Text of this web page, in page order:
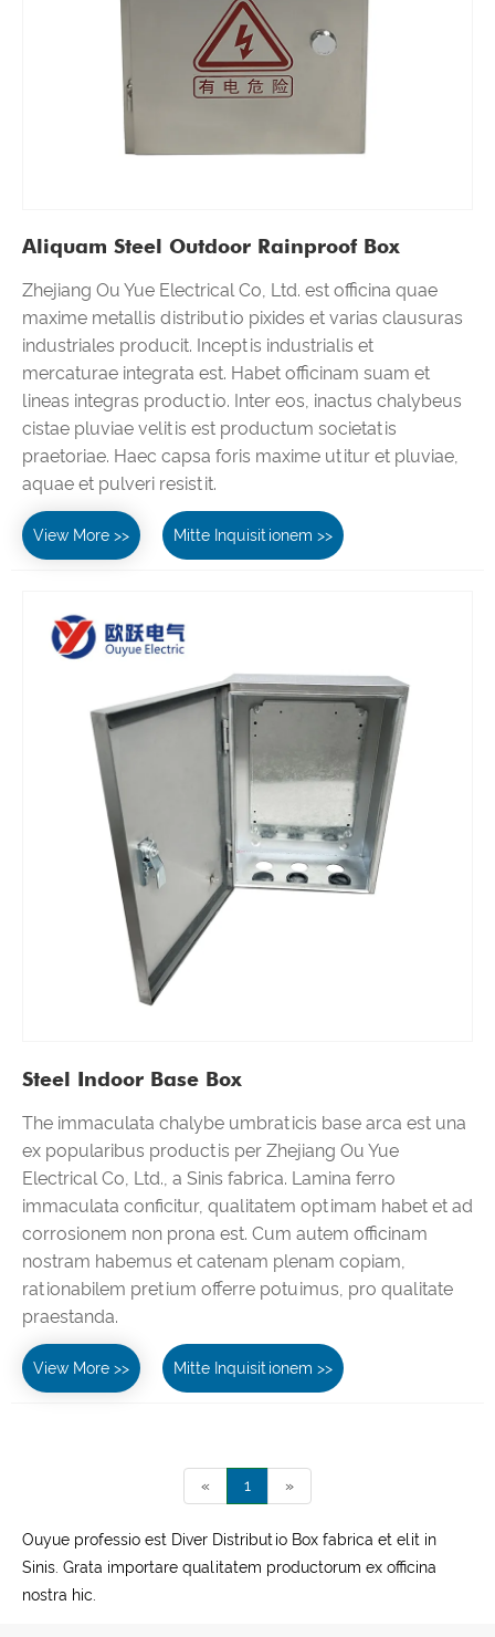
Aliquam Steel Outdoor Rainproof Box
Zhejiang Ou Yue Electrical Co, Ltd. est officina quae
maxime metallis distributio pixides et varias clausuras
industriales producit. Inceptis industrialis et
mercaturae integrata est. Habet officinam suam et
lineas integras productio. Inter eos, inactus chalybeus
cistae pluviae velitis est productum societatis
praetoriae. Haec capsa foris maxime utitur et pluviae,
aquae et pulveri resistit.
View More >> Mitte Inquisitionem >>
Steel Indoor Base Box
The immaculata chalybe umbraticis base arca est una
ex popularibus productis per Zhejiang Ou Yue
Electrical Co, Ltd., a Sinis fabrica. Lamina ferro
immaculata conficitur, qualitatem optimam habet et ad
corrosionem non prona est. Cum autem officinam
nostram habemus et catenam plenam copiam,
rationabilem pretium offerre potuimus, pro qualitate
praestanda.
View More >> Mitte Inquisitionem >>
« 1 »
Ouyue professio est Diver Distributio Box fabrica et elit in
Sinis. Grata importare qualitatem productorum ex officina
nostra hic.